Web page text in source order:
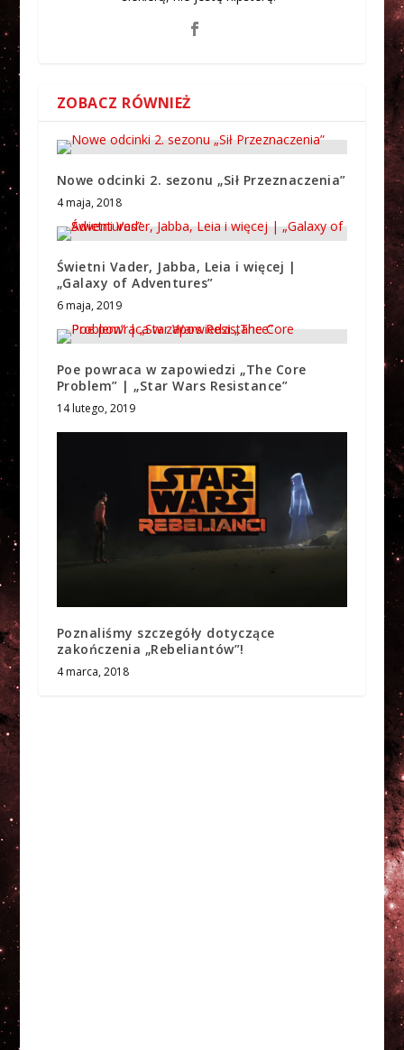
ZOBACZ RÓWNIEŻ
Nowe odcinki 2. sezonu „Sił Przeznaczenia”
4 maja, 2018
Świetni Vader, Jabba, Leia i więcej |
„Galaxy of Adventures”
6 maja, 2019
Poe powraca w zapowiedzi „The Core
Problem” | „Star Wars Resistance”
14 lutego, 2019
Poznaliśmy szczegóły dotyczące
zakończenia „Rebeliantów”!
4 marca, 2018